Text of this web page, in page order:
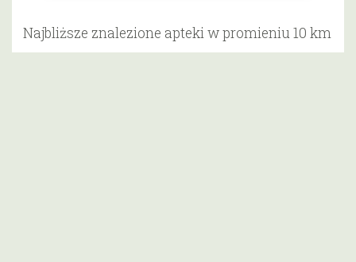
Najbliższe znalezione apteki w promieniu 10 km